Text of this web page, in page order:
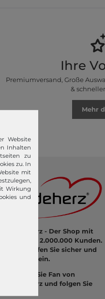
Ihre
Premiumversand, Große
&
Mehr
modeherz - Der Shop mit
mehr als 2.000.000 Kunden.
Hier kaufen Sie sicher und
bequem ein.
Werden Sie Fan von
modeherz und folgen Sie
Website
Inhalten
zu
zu. In
mit
Wirkung
und